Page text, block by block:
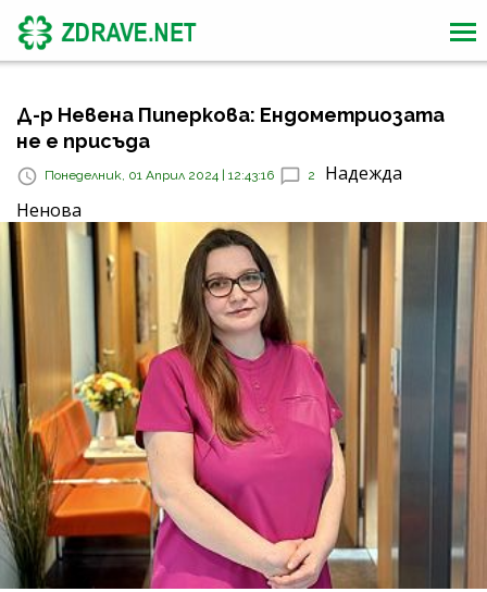
Д-р Невена Пиперкова: Ендометриозата
не е присъда
Понеделник, 01 Април 2024 | 12:43:16 2
Надежда
Ненова